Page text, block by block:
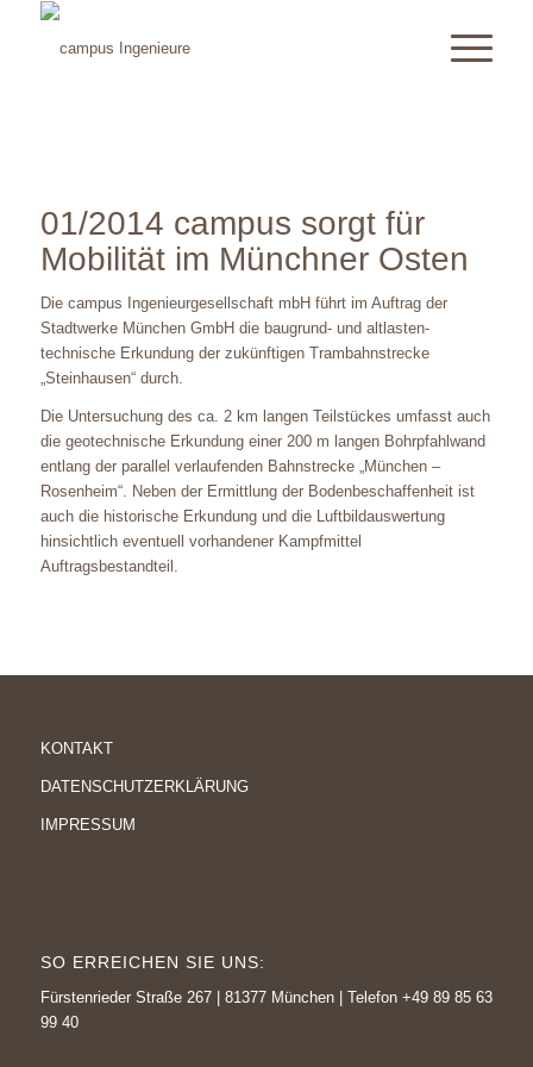
01/2014 campus sorgt für
Mobilität im Münchner Osten
Die campus Ingenieurgesellschaft mbH führt im Auftrag der
Stadtwerke München GmbH die baugrund- und alt­lasten­
technische Erkundung der zukünftigen Trambahnstrecke
„Steinhausen“ durch.
Die Untersuchung des ca. 2 km langen Teilstückes umfasst auch
die geotechnische Erkundung einer 200 m langen Bohrpfahlwand
entlang der parallel verlaufenden Bahnstrecke „München –
Rosenheim“. Neben der Ermittlung der Bodenbeschaffenheit ist
auch die historische Erkundung und die Luftbildauswertung
hinsichtlich eventuell vorhandener Kampfmittel
Auftragsbestandteil.
KONTAKT
DATENSCHUTZERKLÄRUNG
IMPRESSUM
SO ERREICHEN SIE UNS:
Fürstenrieder Straße 267 | 81377 München | Telefon +49 89 85 63
99 40